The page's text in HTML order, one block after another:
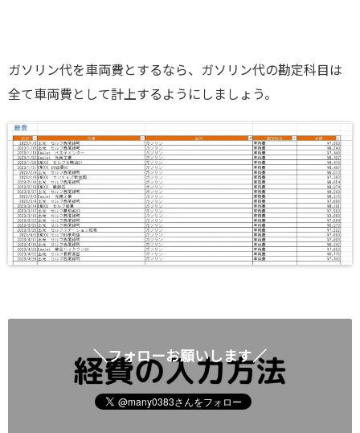
ガソリン代を車両費とするなら、ガソリン代の勘定科目は
全て車両費として計上するようにしましょう。
＼フォローお願いします／